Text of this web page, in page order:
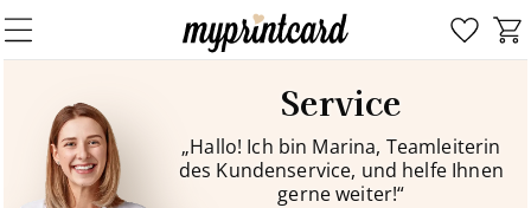
Service
„Hallo! Ich bin Marina, Teamleiterin
des Kundenservice, und helfe Ihnen
gerne weiter!“